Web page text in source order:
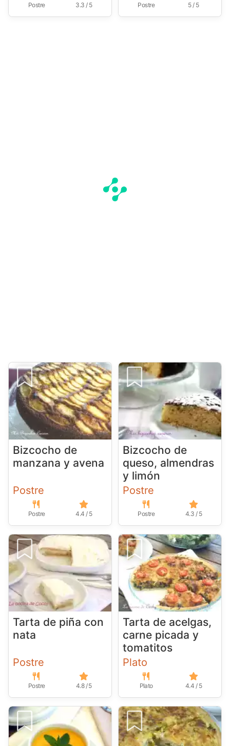
Postre 3.3 / 5 Postre 5 / 5
Bizcocho de
manzana y avena
Postre
Postre 4.4 / 5
Bizcocho de
queso, almendras
y limón
Postre
Postre 4.3 / 5
Tarta de piña con
nata
Postre
Postre 4.8 / 5
Tarta de acelgas,
carne picada y
tomatitos
Plato
Plato 4.4 / 5